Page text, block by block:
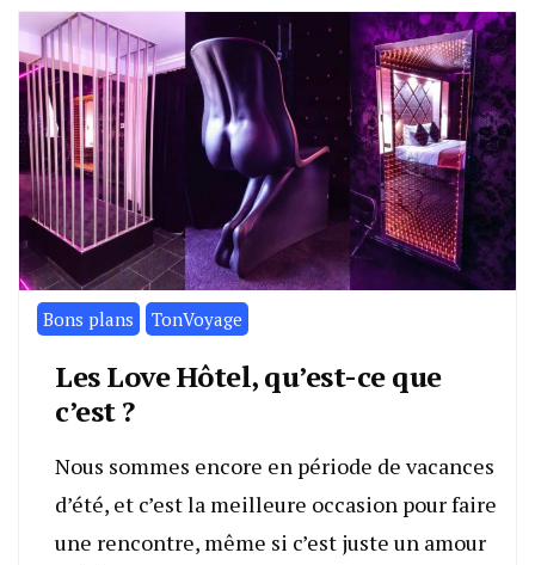
Bons plans TonVoyage
Les Love Hôtel, qu’est-ce que
c’est ?
Nous sommes encore en période de vacances
d’été, et c’est la meilleure occasion pour faire
une rencontre, même si c’est juste un amour